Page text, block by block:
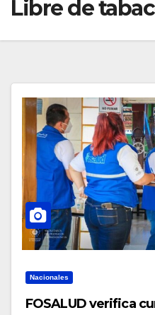
Libre de
Nacionales
FOSALUD verifica